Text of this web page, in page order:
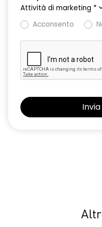
Attività di marketing *
Acconsento